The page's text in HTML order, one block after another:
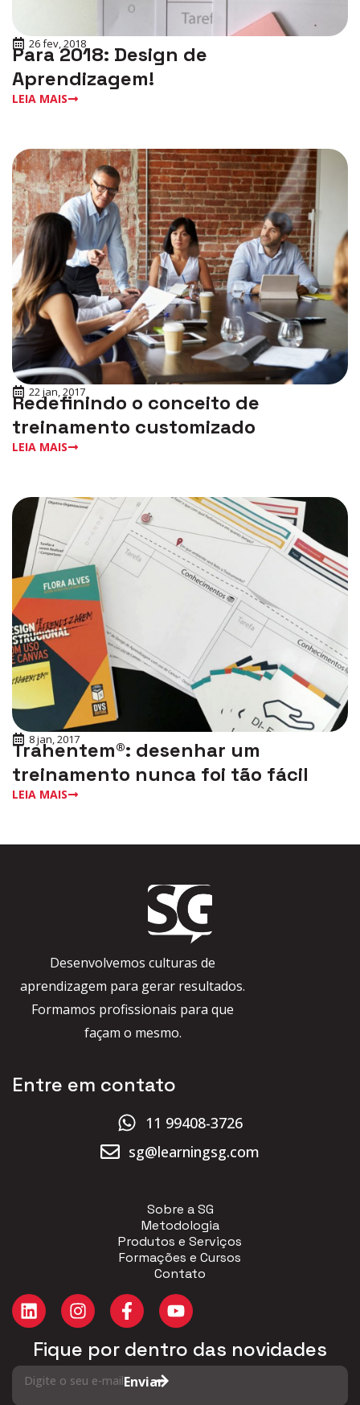
26 fev, 2018
Para 2018: Design de
Aprendizagem!
LEIA MAIS
22 jan, 2017
Redefinindo o conceito de
treinamento customizado
LEIA MAIS
8 jan, 2017
Trahentem®: desenhar um
treinamento nunca foi tão fácil
LEIA MAIS
Desenvolvemos culturas de
aprendizagem para gerar resultados.
Formamos profissionais para que
façam o mesmo.
Entre em contato
11 99408-3726
sg@learningsg.com
Sobre a SG
Metodologia
Produtos e Serviços
Formações e Cursos
Contato
Fique por dentro das novidades
Digite o seu e-mailEnviar